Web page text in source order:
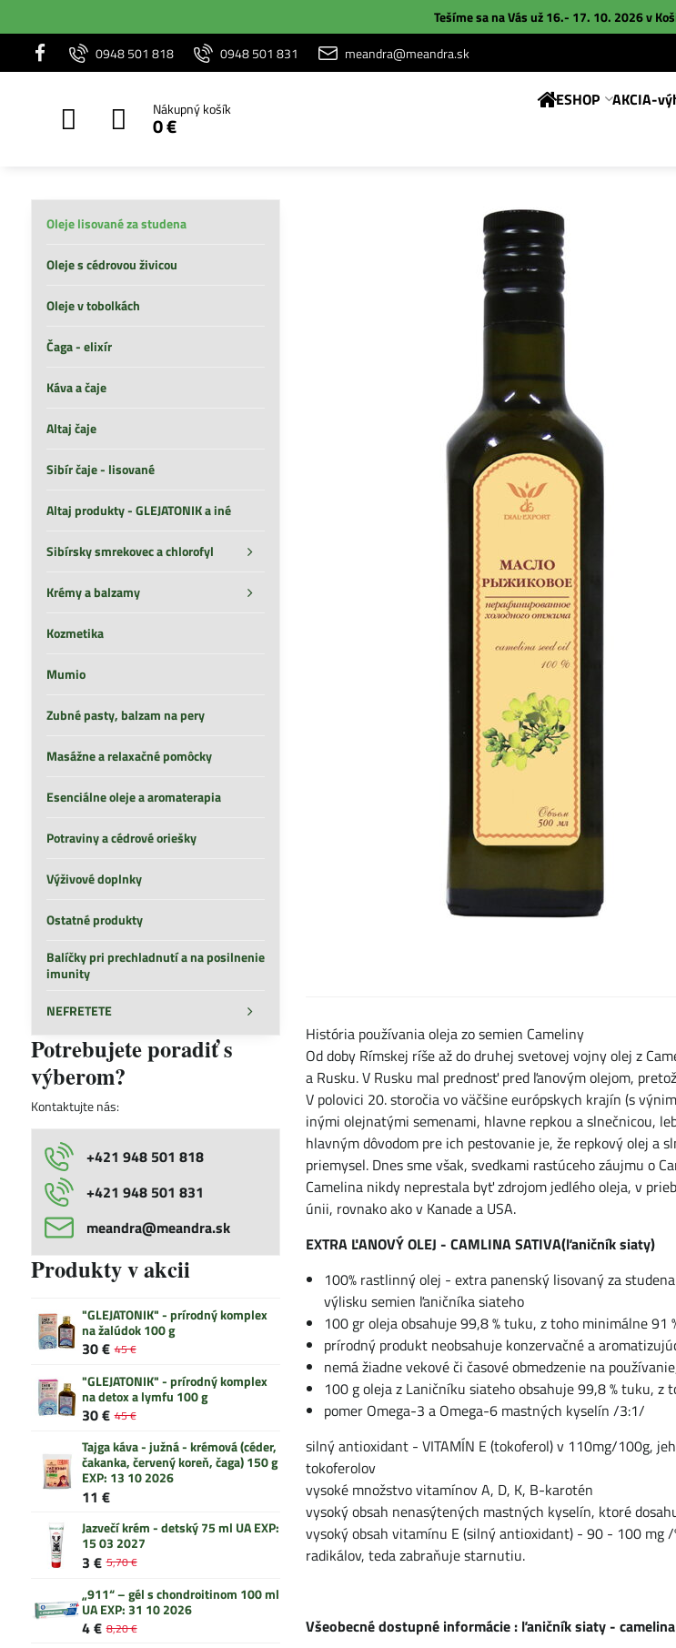
Tešíme sa na Vás už 16.- 17. 10. 2026 v
0948 501 818
0948 501 831 meandra@meandra.sk
Nákupný košík
0 €
ESHOP AKCIA-
História používania oleja zo semien Cameliny
Od doby Rímskej ríše až do druhej svetovej vojny olej z
a Rusku. V Rusku mal prednosť pred ľanovým olejom,
V polovici 20. storočia vo väčšine európskych krajín (s
inými olejnatými semenami, hlavne repkou a slnečnicou,
hlavným dôvodom pre ich pestovanie je, že repkový olej a
priemysel. Dnes sme však, svedkami rastúceho záujmu o
Camelina nikdy neprestala byť zdrojom jedlého oleja, v
únii, rovnako ako v Kanade a USA.
EXTRA ĽANOVÝ OLEJ - CAMLINA SATIVA(ľaničník siaty)
100% rastlinný olej - extra panenský lisovaný za
výlisku semien ľaničníka siateho
100 gr oleja obsahuje 99,8 % tuku, z toho minimálne 91
prírodný produkt neobsahuje konzervačné a
nemá žiadne vekové či časové obmedzenie na
100 g oleja z Laničníku siateho obsahuje 99,8 % tuku,
pomer Omega-3 a Omega-6 mastných kyselín /3:1/
silný antioxidant - VITAMÍN E (tokoferol) v 110mg/100g,
tokoferolov
vysoké množstvo vitamínov A, D, K, B-karotén
vysoký obsah nenasýtených mastných kyselín, ktoré
vysoký obsah vitamínu E (silný antioxidant) - 90 - 100 mg
radikálov, teda zabraňuje starnutiu.
Všeobecné dostupné informácie : ľaničník siaty -
Oleje lisované za studena
Oleje s cédrovou živicou
Oleje v tobolkách
Čaga - elixír
Káva a čaje
Altaj čaje
Sibír čaje - lisované
Altaj produkty - GLEJATONIK a iné
Sibírsky smrekovec a chlorofyl
Krémy a balzamy
Kozmetika
Mumio
Zubné pasty, balzam na pery
Masážne a relaxačné pomôcky
Esenciálne oleje a aromaterapia
Potraviny a cédrové oriešky
Výživové doplnky
Ostatné produkty
Balíčky pri prechladnutí a na posilnenie
imunity
NEFRETETE
Potrebujete poradiť s
výberom?
Kontaktujte nás:
+421 948 501 818
+421 948 501 831
meandra​@meandra​.sk
Produkty v akcii
"GLEJATONIK" - prírodný komplex
na žalúdok 100 g
30 € 45 €
"GLEJATONIK" - prírodný komplex
na detox a lymfu 100 g
30 € 45 €
Tajga káva - južná - krémová (céder,
čakanka, červený koreň, čaga) 150 g
EXP: 13 10 2026
11 €
Jazvečí krém - detský 75 ml UA EXP:
15 03 2027
3 € 5,70 €
„911“ – gél s chondroitinom 100 ml
UA EXP: 31 10 2026
4 € 8,20 €